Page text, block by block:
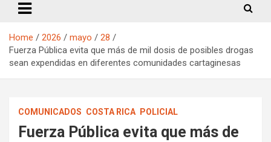
Home 2026 mayo
28
Fuerza Pública evita que más de mil dosis de posibles drogas
sean expendidas en diferentes comunidades cartaginesas
COMUNICADOS COSTA RICA POLICIAL
Fuerza Pública evita que más de